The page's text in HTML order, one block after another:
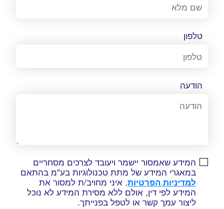
טלפון
הודעה
המידע שאמסור יישמר ויעובד לצרכים מסחריים
במאגרי המידע של מתת טכנולוגיות בע"מ בהתאם
למדיניות הפרטיות. איני מחויב/ת למסור את
המידע לפי דין, אולם ללא מסירת המידע לא נוכל
ליצור עמך קשר או לטפל בפנייתך.